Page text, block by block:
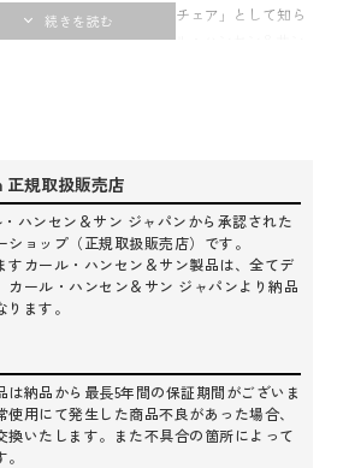
の中でも世界的な名作「Yチェア」として知ら
ハンス J. ウェグナーがカール・ハンセン＆サン
的なY字形の背もたれ。この形状からYチェア
うになりました。完成までに必要な製作工程
かもそのほとんどが職人の手を通して作られ
面にペーパーコードを張る作業は、熟練した
を要する重要な工程。1脚あたり、120メート
久性に優れたペーパーコードを使用し、長年
正規取扱販売店
ハンセン＆サン ジャパンから承認された
ショップ（正規取扱販売店）です。
すカール・ハンセン＆サン製品は、全てデ
カール・ハンセン＆サン ジャパンより納品
ます。
は納品から最長5年間の保証期間がございま
用にて発生した商品不良があった場合、
換いたします。また不具合の箇所によって